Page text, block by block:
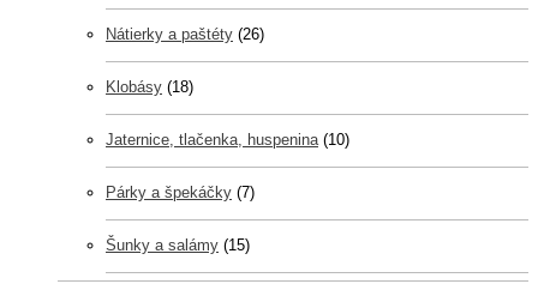
Nátierky a paštéty (26)
Klobásy (18)
Jaternice, tlačenka, huspenina (10)
Párky a špekáčky (7)
Šunky a salámy (15)